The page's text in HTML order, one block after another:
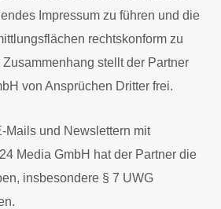
Impressum zu führen und die
rechtskonform zu
stellt der Partner
von Ansprüchen Dritter frei.
Mails und Newslettern mit
Media GmbH hat der Partner die
insbesondere § 7 UWG